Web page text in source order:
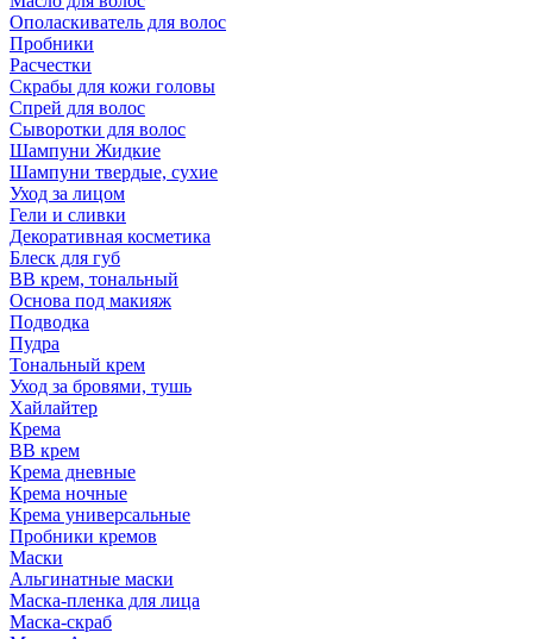
Ополаскиватель для волос
Пробники
Расчестки
Скрабы для кожи головы
Спрей для волос
Сыворотки для волос
Шампуни Жидкие
Шампуни твердые, сухие
Уход за лицом
Гели и сливки
Декоративная косметика
Блеск для губ
ВВ крем, тональный
Основа под макияж
Подводка
Пудра
Тональный крем
Уход за бровями, тушь
Хайлайтер
Крема
ВВ крем
Крема дневные
Крема ночные
Крема универсальные
Пробники кремов
Маски
Альгинатные маски
Маска-пленка для лица
Маска-скраб